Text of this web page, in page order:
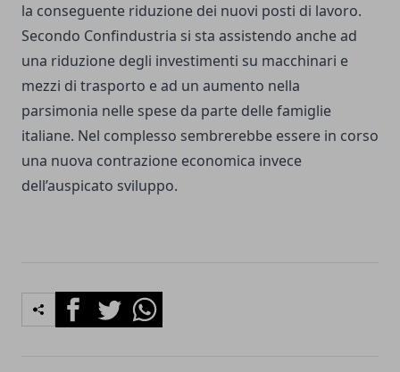
la conseguente riduzione dei nuovi posti di lavoro.
Secondo Confindustria si sta assistendo anche ad
una riduzione degli investimenti su macchinari e
mezzi di trasporto e ad un aumento nella
parsimonia nelle spese da parte delle famiglie
italiane. Nel complesso sembrerebbe essere in corso
una nuova contrazione economica invece
dell’auspicato sviluppo.
FacebookTwitterWhatsapp